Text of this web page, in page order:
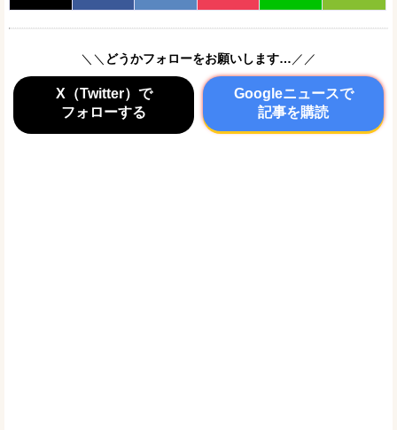
＼＼ どうかフォローをお願いします…／／
X（Twitter）で
フォローする
Googleニュースで
記事を購読